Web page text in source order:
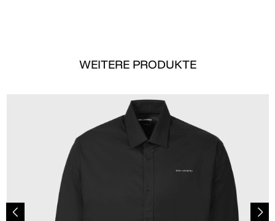
WEITERE PRODUKTE